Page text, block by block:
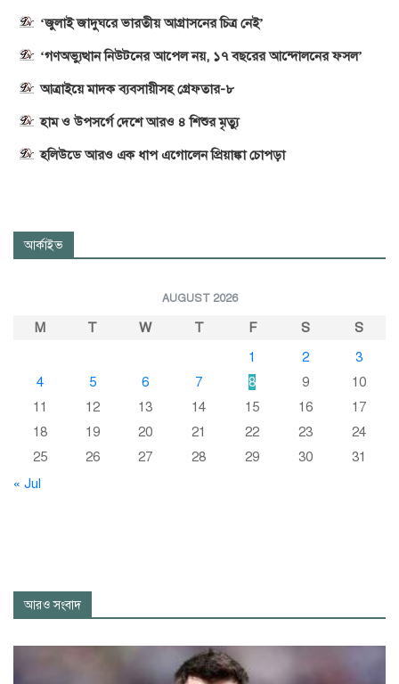
‘জুলাই জাদুঘরে ভারতীয় আগ্রাসনের চিত্র নেই’
‘গণঅভ্যুত্থান নিউটনের আপেল নয়, ১৭ বছরের আন্দোলনের ফসল’
আত্রাইয়ে মাদক ব্যবসায়ীসহ গ্রেফতার-৮
হাম ও উপসর্গে দেশে আরও ৪ শিশুর মৃত্যু
হলিউডে আরও এক ধাপ এগোলেন প্রিয়াঙ্কা চোপড়া
আর্কাইভ
AUGUST 2026
M T W T F S
S
1
2
3
4
5 6 7 8 9
10
11
12 13 14 15 16
17
18
19 20 21 22 23
24
25
26 27 28 29 30
31
« Jul
আরও সংবাদ